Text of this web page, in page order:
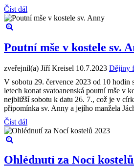
Číst dál
Poutní mše v kostele sv.
zveřejnil(a) Jiří Kreisel 10.7.2023 Dějiny
V sobotu 29. července 2023 od 10 hodin
letech konat svatoanenská poutní mše v
nejbližší sobotu k datu 26. 7., což je v
připomínka sv. Anny a jejího manžela
Číst dál
Ohlédnutí za Nocí